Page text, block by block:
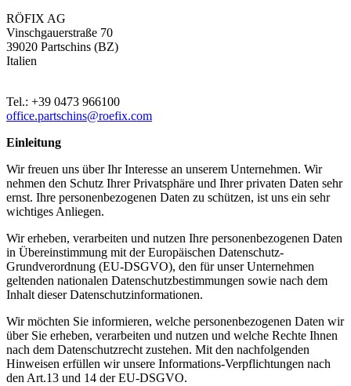
RÖFIX AG
Vinschgauerstraße 70
39020 Partschins (BZ)
Italien
Tel.: +39 0473 966100
office.partschins@roefix.com
Einleitung
Wir freuen uns über Ihr Interesse an unserem Unternehmen. Wir
nehmen den Schutz Ihrer Privatsphäre und Ihrer privaten Daten sehr
ernst. Ihre personenbezogenen Daten zu schützen, ist uns ein sehr
wichtiges Anliegen.
Wir erheben, verarbeiten und nutzen Ihre personenbezogenen Daten
in Übereinstimmung mit der Europäischen Datenschutz-
Grundverordnung (EU-DSGVO), den für unser Unternehmen
geltenden nationalen Datenschutzbestimmungen sowie nach dem
Inhalt dieser Datenschutzinformationen.
Wir möchten Sie informieren, welche personenbezogenen Daten wir
über Sie erheben, verarbeiten und nutzen und welche Rechte Ihnen
nach dem Datenschutzrecht zustehen. Mit den nachfolgenden
Hinweisen erfüllen wir unsere Informations-Verpflichtungen nach
den Art.13 und 14 der EU-DSGVO.